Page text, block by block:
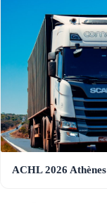
ACHL 2026